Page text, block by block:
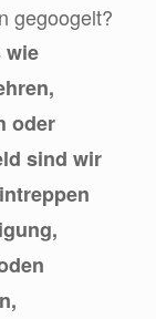
gegoogelt?
wie
oder
sind wir